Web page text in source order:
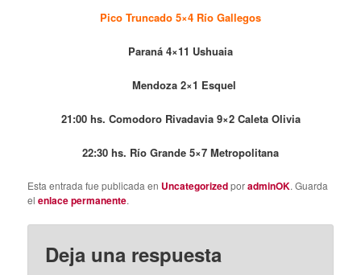
Pico Truncado 5×4 Río Gallegos
Paraná 4×11 Ushuaia
Mendoza 2×1 Esquel
21:00 hs. Comodoro Rivadavia 9×2 Caleta Olivia
22:30 hs. Río Grande 5×7 Metropolitana
Esta entrada fue publicada en UncategorizedporadminOK. Guarda
elenlace permanente.
Deja una respuesta